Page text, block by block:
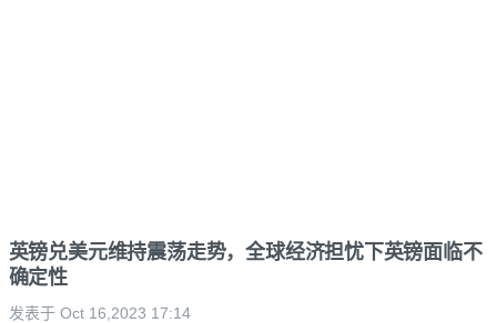
英镑兑美元维持震荡走势，全球经济担忧下英镑面临不
确定性
发表于 Oct 16,2023 17:14